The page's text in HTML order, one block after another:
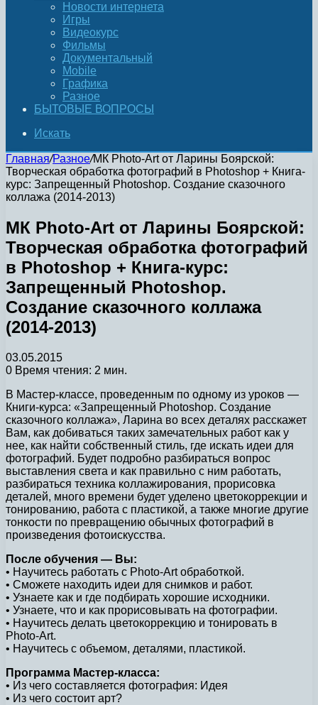
Новости интернета
Игры
Видеокурс
Фильмы
Документальный
Mobile
Графика
Разное
БЫТОВЫЕ ВОПРОСЫ
Искать
Главная/Разное/МК Photo-Art от Ларины Боярской:
Творческая обработка фотографий в Photoshop + Книга-
курс: Запрещенный Photoshop. Создание сказочного
коллажа (2014-2013)
МК Photo-Art от Ларины Боярской:
Творческая обработка фотографий
в Photoshop + Книга-курс:
Запрещенный Photoshop.
Создание сказочного коллажа
(2014-2013)
03.05.2015
0 Время чтения: 2 мин.
В Мастер-классе, проведенным по одному из уроков —
Книги-курса: «Запрещенный Photoshop. Создание
сказочного коллажа», Ларина во всех деталях расскажет
Вам, как добиваться таких замечательных работ как у
нее, как найти собственный стиль, где искать идеи для
фотографий. Будет подробно разбираться вопрос
выставления света и как правильно с ним работать,
разбираться техника коллажирования, прорисовка
деталей, много времени будет уделено цветокоррекции и
тонированию, работа с пластикой, а также многие другие
тонкости по превращению обычных фотографий в
произведения фотоискусства.
После обучения — Вы:
• Научитесь работать с Photo-Art обработкой.
• Сможете находить идеи для снимков и работ.
• Узнаете как и где подбирать хорошие исходники.
• Узнаете, что и как прорисовывать на фотографии.
• Научитесь делать цветокоррекцию и тонировать в
Photo-Art.
• Научитесь с объемом, деталями, пластикой.
Программа Мастер-класса:
• Из чего составляется фотография: Идея
• Из чего состоит арт?